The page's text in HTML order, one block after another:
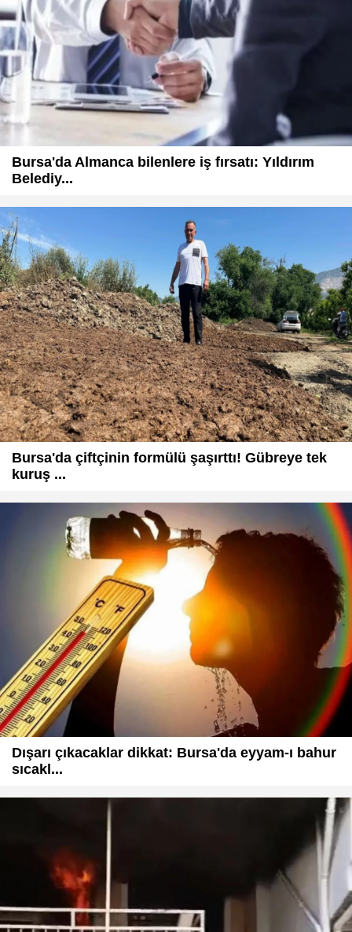
Bursa'da Almanca bilenlere iş fırsatı: Yıldırım
Belediy...
Bursa'da çiftçinin formülü şaşırttı! Gübreye tek
kuruş ...
Dışarı çıkacaklar dikkat: Bursa'da eyyam-ı bahur
sıcakl...